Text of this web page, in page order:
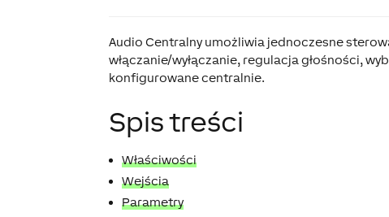
Audio Centralny umożliwia jednoczesne
włączanie/wyłączanie, regulacja głośności,
konfigurowane centralnie.
Spis treści
Właściwości
Wejścia
Parametry